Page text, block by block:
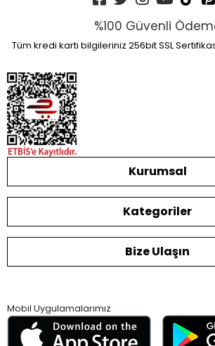
%100 Güvenli
Tüm kredi kartı bilgileriniz 256bit SSL
Kurumsal
Kategoriler
Bize Ulaşın
Mobil Uygulamalarımız